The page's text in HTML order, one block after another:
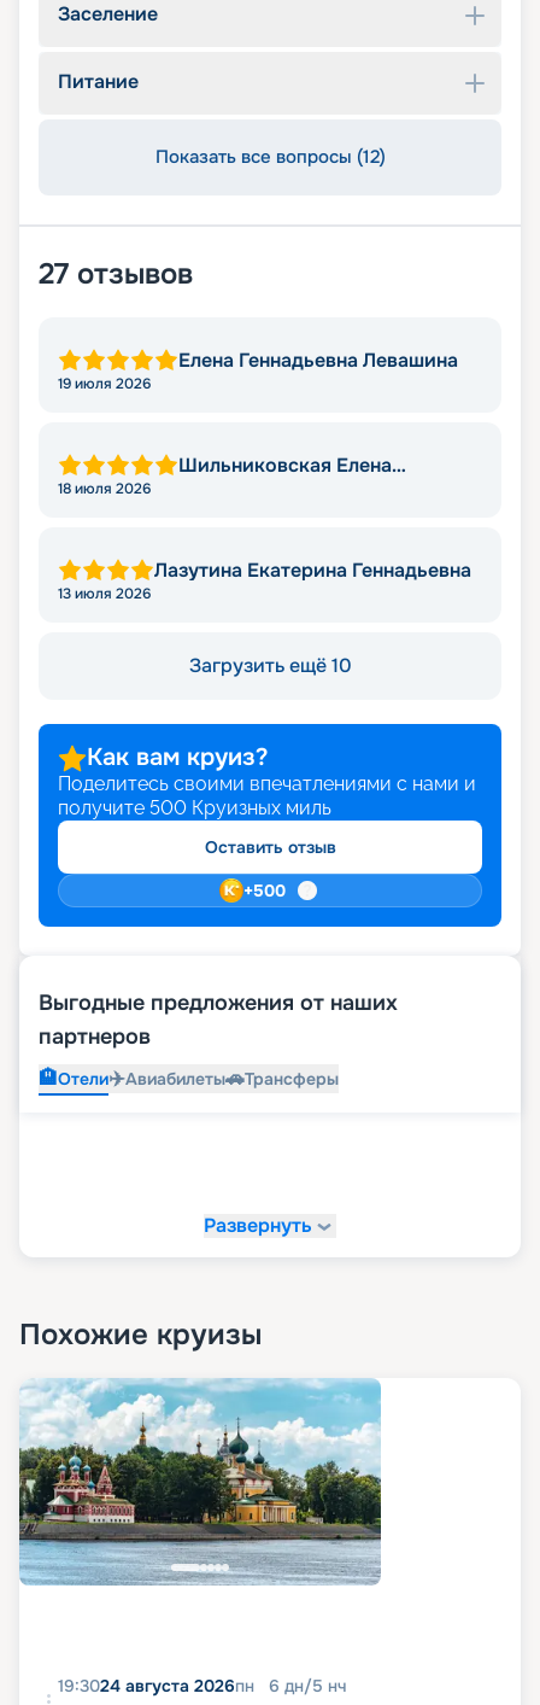
Заселение
Питание
Показать все вопросы (12)
27 отзывов
Елена Геннадьевна Левашина
19 июля 2026
Шильниковская Елена
18 июля 2026
Лазутина Екатерина Геннадьевна
13 июля 2026
Загрузить ещё 10
Как вам круиз?
Поделитесь своими впечатлениями с нами и
получите 500 Круизных миль
Оставить отзыв
+500
Выгодные предложения от наших
партнеров
🏨Отели✈️Авиабилеты🚗Трансферы
Развернуть
Похожие круизы
19:3024 августа 2026пн 6 дн/5 нч